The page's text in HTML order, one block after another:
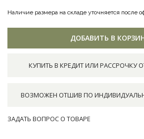
Наличие размера на складе уточняется после
ДОБАВИТЬ В
КУПИТЬ В КРЕДИТ ИЛИ РАССРОЧКУ
ВОЗМОЖЕН ОТШИВ ПО
ЗАДАТЬ ВОПРОС О ТОВАРЕ